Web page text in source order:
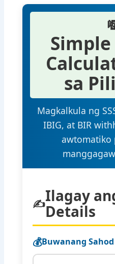
sa
Magkalkula ng
IBIG, at BIR
awtomatiko
✍Ilagay
Details
💰Buwanang Sahod